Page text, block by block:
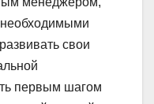
необходимыми
свои
первым шагом